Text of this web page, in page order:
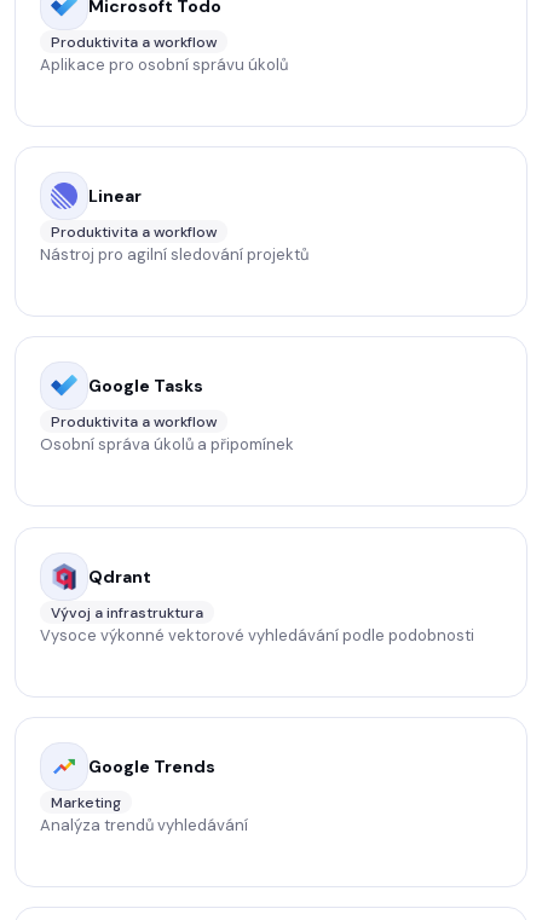
Microsoft Todo
Produktivita a workflow
Aplikace pro osobní správu úkolů
Linear
Produktivita a workflow
Nástroj pro agilní sledování projektů
Google Tasks
Produktivita a workflow
Osobní správa úkolů a připomínek
Qdrant
Vývoj a infrastruktura
Vysoce výkonné vektorové vyhledávání podle podobnosti
Google Trends
Marketing
Analýza trendů vyhledávání